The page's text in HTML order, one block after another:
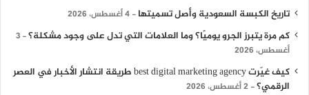
تاريخ الكبسة السعودية وأصل تسميتها 4 أغسطس، 2026
كم مرة يتبرز الجرو يوميًا؟ وما العلامات التي تدل على وجود مشكلة؟ 3
أغسطس، 2026
كيف غيّرت best digital marketing agency طريقة انتشار الأخبار في العصر
الرقمي؟ 2 أغسطس، 2026